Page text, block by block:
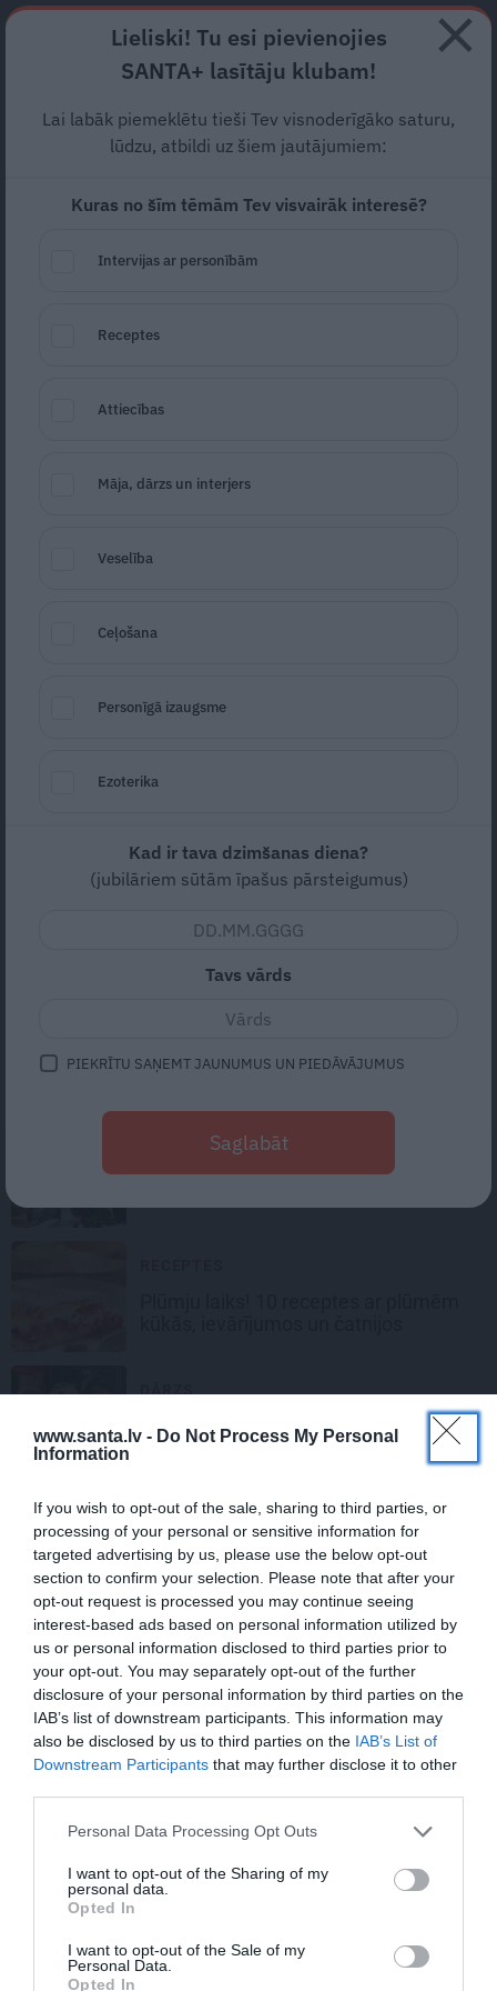
www.santa.lv - Do Not Process My Personal
Information
If you wish to opt-out of the sale, sharing to third parties, or
processing of your personal or sensitive information for
targeted advertising by us, please use the below opt-out
section to confirm your selection. Please note that after your
opt-out request is processed you may continue seeing
interest-based ads based on personal information utilized by
us or personal information disclosed to third parties prior to
your opt-out. You may separately opt-out of the further
disclosure of your personal information by third parties on the
IAB’s list of downstream participants. This information may
also be disclosed by us to third parties on the IAB’s List of
Downstream Participants that may further disclose it to other
Personal Data Processing Opt Outs
I want to opt-out of the Sharing of my
personal data.
Opted In
I want to opt-out of the Sale of my
Personal Data.
Opted In
Abonē
FOTO: Kā iekopt mazdārziņu uz balkona
dzīvoklī – stāsta kartupeļu ražas
Kabaču «terors» ir klāt: ko iesākt ar ražu,
kad visi kaimiņi un radi jau apgādāti? (+
ar skābo krējumu un
biezpienu. Vienkārša un garšīga!
IEVĀRĪJUMI
Upeņuievārījums
Kad un kā pareizi novākt
ķiplokus un
sīpolus?
DĀRZKOPĪBA
Divas ražas no viena kvadrātmetra –
dārzniecības knifi Kazdangas
«Mikrobiofermā»
DĀRZS
Tik sliktadārzeņu ražanav bijusi sen!
Kā to novērst nākamgad?
Kā uzlabot
Lieliski! Tu esi pievienojies
SANTA+ lasītāju klubam!
Lai labāk piemeklētu tieši Tev visnoderīgāko saturu,
lūdzu, atbildi uz šiem jautājumiem:
Kuras no šīm tēmām Tev visvairāk interesē?
Intervijas ar personībām
Receptes
Attiecības
Māja, dārzs un interjers
Veselība
Ceļošana
Personīgā izaugsme
Ezoterika
Kad ir tava dzimšanas diena?
(jubilāriem sūtām īpašus pārsteigumus)
Tavs vārds
PIEKRĪTU SAŅEMT JAUNUMUS UN PIEDĀVĀJUMUS
Saglabāt